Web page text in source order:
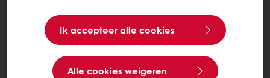
Ik accepteer alle cookies
Alle cookies weigeren